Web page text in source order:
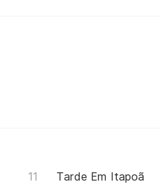
Tarde Em Itapoã